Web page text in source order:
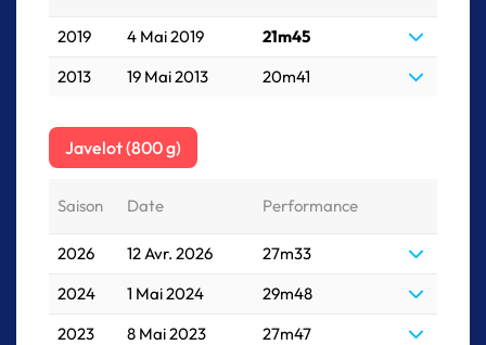
2019 4 Mai 2019
21m45
2013
19 Mai 2013 20m41
Javelot (800 g)
Saison Date Performance
2026 12 Avr. 2026
27m33
2024
1 Mai 2024
29m48
2023
8 Mai 2023
27m47